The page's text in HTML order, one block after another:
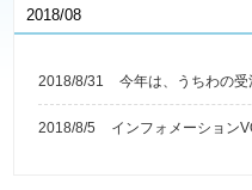
2018/08
2018/8/31 今年は、うちわの受
2018/8/5 インフォメーション